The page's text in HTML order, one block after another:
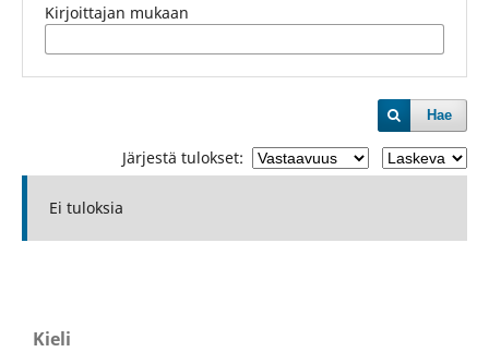
Kirjoittajan mukaan
Hae
Järjestä tulokset:
Ei tuloksia
Kieli